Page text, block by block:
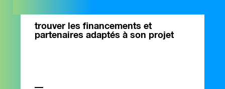
trouver les financements et
partenaires adaptés à son projet